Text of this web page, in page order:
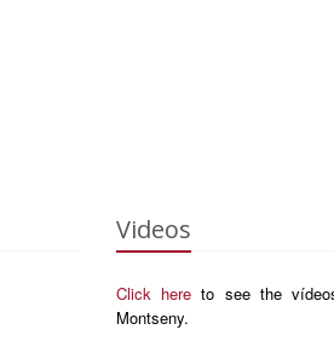
Videos
Click here to see the
Montseny.